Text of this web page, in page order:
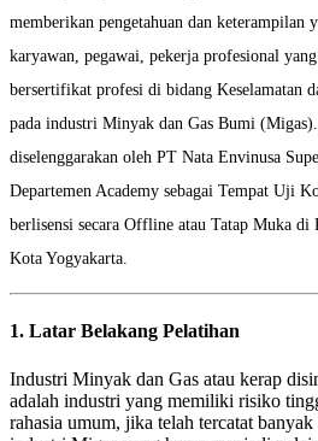
memberikan pengetahuan dan keterampilan
karyawan, pegawai, pekerja profesional
bersertifikat profesi di bidang Keselamatan
pada industri Minyak dan Gas Bumi
diselenggarakan oleh PT Nata Envinusa
Departemen Academy sebagai Tempat Uji
berlisensi secara Offline atau Tatap Muka di
Kota Yogyakarta.
1. Latar Belakang Pelatihan
Industri Minyak dan Gas atau kerap
adalah industri yang memiliki risiko
rahasia umum, jika telah tercatat